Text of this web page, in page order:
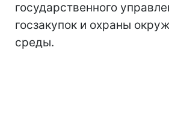
государственного
госзакупок и охраны
среды.